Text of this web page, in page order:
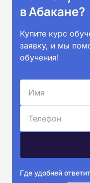
в Абакане?
Купите курс
заявку, и мы
обучения!
Где удобней